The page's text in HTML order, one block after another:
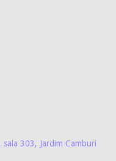
303, Jardim Camburi